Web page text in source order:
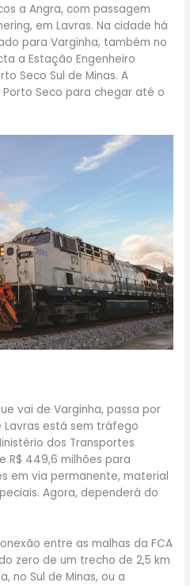
a Angra, com passagem
em Lavras. Na cidade há
para Varginha, também no
a Estação Engenheiro
Seco Sul de Minas. A
Seco para chegar até o
vai de Varginha, passa por
está sem tráfego
dos Transportes
R$ 449,6 milhões para
em via permanente, material
Agora, dependerá do
entre as malhas da FCA
zero de um trecho de 2,5 km
no Sul de Minas, ou a